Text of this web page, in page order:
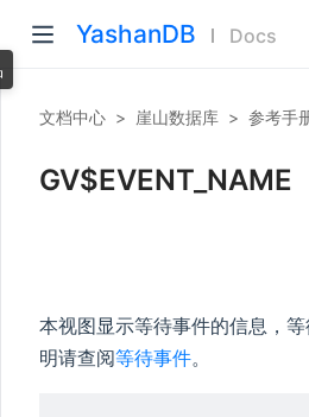
YashanDB Docs
文档中心 > 崖山数据库 > 参考手
GV$EVENT_NAME
本视图显示等待事件的信息，
明请查阅等待事件。